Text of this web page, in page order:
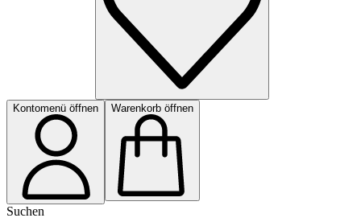
Kontomenü öffnen Warenkorb öffnen
Suchen